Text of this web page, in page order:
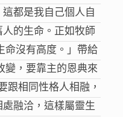
都是我自己個人自
的生命。正如牧師
命沒有高度。」帶給
變，要靠主的恩典來
跟相同性格人相融，
融洽，這樣屬靈生